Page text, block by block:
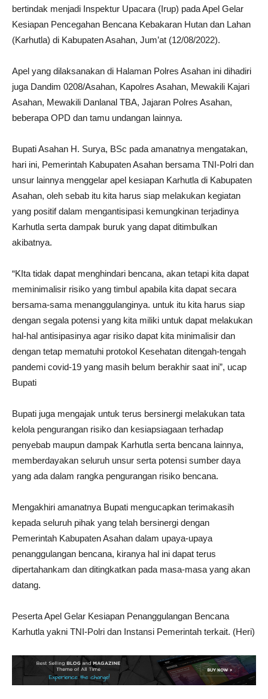
bertindak menjadi Inspektur Upacara (Irup) pada Apel Gelar
Kesiapan Pencegahan Bencana Kebakaran Hutan dan Lahan
(Karhutla) di Kabupaten Asahan, Jum’at (12/08/2022).
Apel yang dilaksanakan di Halaman Polres Asahan ini dihadiri
juga Dandim 0208/Asahan, Kapolres Asahan, Mewakili Kajari
Asahan, Mewakili Danlanal TBA, Jajaran Polres Asahan,
beberapa OPD dan tamu undangan lainnya.
Bupati Asahan H. Surya, BSc pada amanatnya mengatakan,
hari ini, Pemerintah Kabupaten Asahan bersama TNI-Polri dan
unsur lainnya menggelar apel kesiapan Karhutla di Kabupaten
Asahan, oleh sebab itu kita harus siap melakukan kegiatan
yang positif dalam mengantisipasi kemungkinan terjadinya
Karhutla serta dampak buruk yang dapat ditimbulkan
akibatnya.
“KIta tidak dapat menghindari bencana, akan tetapi kita dapat
meminimalisir risiko yang timbul apabila kita dapat secara
bersama-sama menanggulanginya. untuk itu kita harus siap
dengan segala potensi yang kita miliki untuk dapat melakukan
hal-hal antisipasinya agar risiko dapat kita minimalisir dan
dengan tetap mematuhi protokol Kesehatan ditengah-tengah
pandemi covid-19 yang masih belum berakhir saat ini”, ucap
Bupati
Bupati juga mengajak untuk terus bersinergi melakukan tata
kelola pengurangan risiko dan kesiapsiagaan terhadap
penyebab maupun dampak Karhutla serta bencana lainnya,
memberdayakan seluruh unsur serta potensi sumber daya
yang ada dalam rangka pengurangan risiko bencana.
Mengakhiri amanatnya Bupati mengucapkan terimakasih
kepada seluruh pihak yang telah bersinergi dengan
Pemerintah Kabupaten Asahan dalam upaya-upaya
penanggulangan bencana, kiranya hal ini dapat terus
dipertahankam dan ditingkatkan pada masa-masa yang akan
datang.
Peserta Apel Gelar Kesiapan Penanggulangan Bencana
Karhutla yakni TNI-Polri dan Instansi Pemerintah terkait. (Heri)